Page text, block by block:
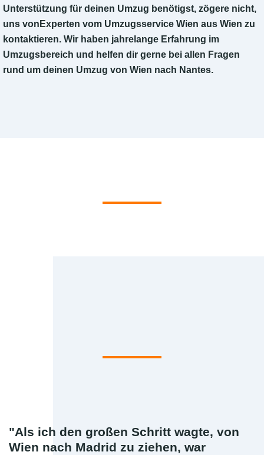
Unterstützung für deinen Umzug benötigst, zögere nicht,
uns vonExperten vom Umzugsservice Wien aus Wien zu
kontaktieren. Wir haben jahrelange Erfahrung im
Umzugsbereich und helfen dir gerne bei allen Fragen
rund um deinen Umzug von Wien nach Nantes.
"Als ich den großen Schritt wagte, von
Wien nach Madrid zu ziehen, war